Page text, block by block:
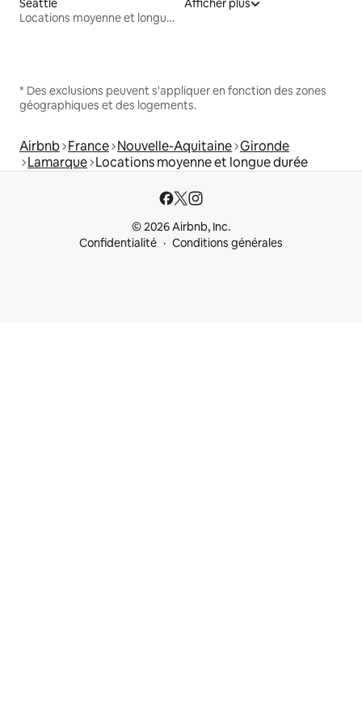
Seattle
Locations moyenne et longue durée
Afficher plus
* Des exclusions peuvent s'appliquer en fonction des zones
géographiques et des logements.
Airbnb France Nouvelle-Aquitaine Gironde
Lamarque Locations moyenne et longue durée
© 2026 Airbnb, Inc.
Confidentialité
Conditions générales